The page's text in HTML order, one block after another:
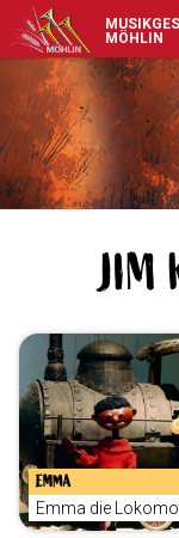
MÖHLIN
JIM
EMMA
Emma die